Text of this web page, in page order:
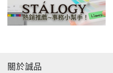
關於誠品